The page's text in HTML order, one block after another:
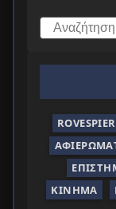
ΚΊΝΗΜΑ